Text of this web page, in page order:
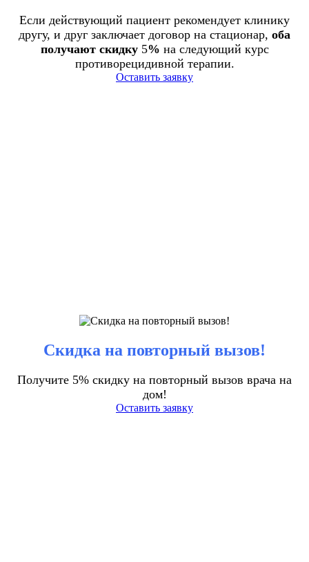
Если действующий пациент рекомендует клинику
другу, и друг заключает договор на стационар, оба
получают скидку 5% на следующий курс
противорецидивной терапии.
Оставить заявку
Скидка на повторный вызов!
Получите 5% скидку на повторный вызов врача на
дом!
Оставить заявку